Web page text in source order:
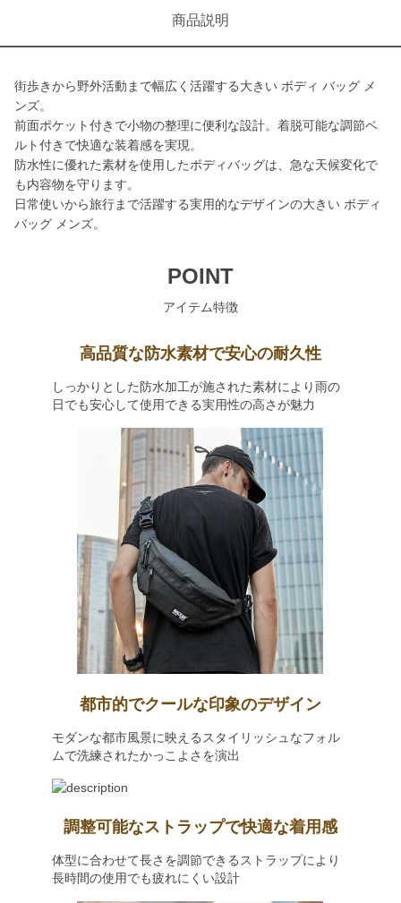
商品説明
街歩きから野外活動まで幅広く活躍する大きい ボディ バッグ メ
ンズ。
前面ポケット付きで小物の整理に便利な設計。着脱可能な調節ベ
ルト付きで快適な装着感を実現。
防水性に優れた素材を使用したボディバッグは、急な天候変化で
も内容物を守ります。
日常使いから旅行まで活躍する実用的なデザインの大きい ボディ
バッグ メンズ。
POINT
アイテム特徴
高品質な防水素材で安心の耐久性
しっかりとした防水加工が施された素材により雨の
日でも安心して使用できる実用性の高さが魅力
都市的でクールな印象のデザイン
モダンな都市風景に映えるスタイリッシュなフォル
ムで洗練されたかっこよさを演出
調整可能なストラップで快適な着用感
体型に合わせて長さを調節できるストラップにより
長時間の使用でも疲れにくい設計